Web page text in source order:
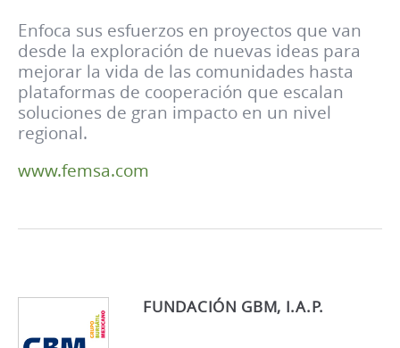
Enfoca sus esfuerzos en proyectos que van
desde la exploración de nuevas ideas para
mejorar la vida de las comunidades hasta
plataformas de cooperación que escalan
soluciones de gran impacto en un nivel
regional.
www.femsa.com
FUNDACIÓN GBM, I.A.P.